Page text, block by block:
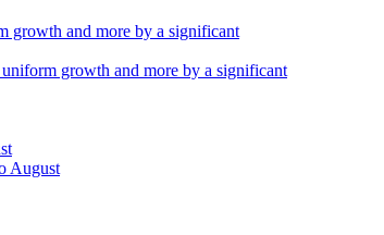
growth and more by a significant
August